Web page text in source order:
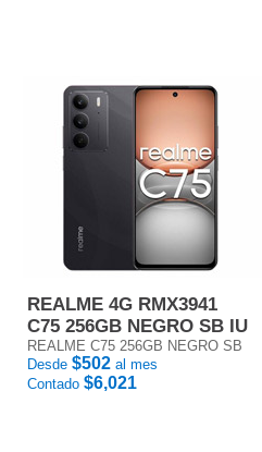
REALME 4G RMX3941
C75 256GB NEGRO SB IU
REALME C75 256GB NEGRO SB
Desde $502 al mes
Contado $6,021